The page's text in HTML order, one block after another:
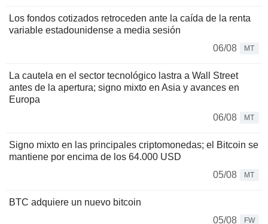
Los fondos cotizados retroceden ante la caída de la renta
variable estadounidense a media sesión
06/08
MT
La cautela en el sector tecnológico lastra a Wall Street
antes de la apertura; signo mixto en Asia y avances en
Europa
06/08
MT
Signo mixto en las principales criptomonedas; el Bitcoin se
mantiene por encima de los 64.000 USD
05/08
MT
BTC adquiere un nuevo bitcoin
05/08
FW